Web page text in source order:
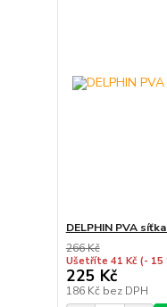
DELPHIN PVA
266 Kč
Ušetříte 41 Kč (- 15
225 Kč
186 Kč bez DPH